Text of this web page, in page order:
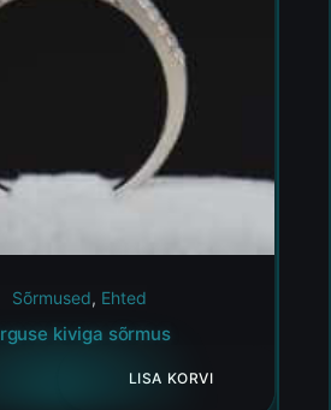
Sõrmused, Ehted
kiviga sõrmus
LISA KORVI